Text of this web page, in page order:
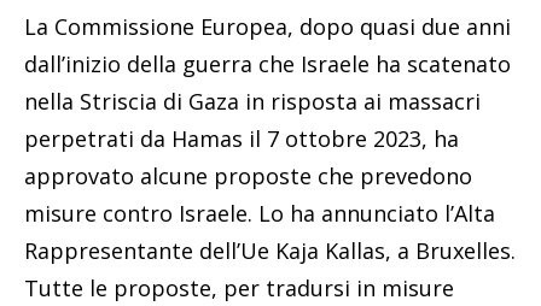
La Commissione Europea, dopo quasi due anni
dall’inizio della guerra che Israele ha scatenato
nella Striscia di Gaza in risposta ai massacri
perpetrati da Hamas il 7 ottobre 2023, ha
approvato alcune proposte che prevedono
misure contro Israele. Lo ha annunciato l’Alta
Rappresentante dell’Ue Kaja Kallas, a Bruxelles.
Tutte le proposte, per tradursi in misure